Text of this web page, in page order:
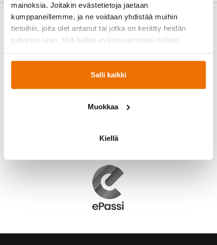
mainoksia. Joitakin evästetietoja jaetaan
kumppaneillemme, ja ne voidaan yhdistää muihin
tietoihin, joita olet antanut tai jotka on kerätty heidän
palveluissaan. Voit hallita evästevalintojasi milloin
Salli kaikki
Muokkaa
Kiellä